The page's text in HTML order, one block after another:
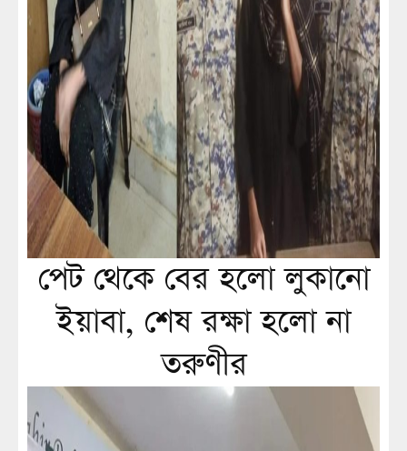
পেট থেকে বের হলো লুকানো
ইয়াবা, শেষ রক্ষা হলো না
তরুণীর